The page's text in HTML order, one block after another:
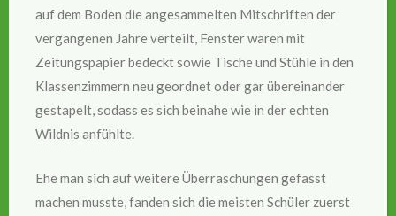
auf dem Boden die angesammelten Mitschriften der
vergangenen Jahre verteilt, Fenster waren mit
Zeitungspapier bedeckt sowie Tische und Stühle in den
Klassenzimmern neu geordnet oder gar übereinander
gestapelt, sodass es sich beinahe wie in der echten
Wildnis anfühlte.
Ehe man sich auf weitere Überraschungen gefasst
machen musste, fanden sich die meisten Schüler zuerst